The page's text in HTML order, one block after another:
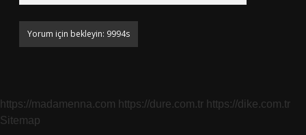
https://madamenna.com https://dure.com.tr https://dike.com.tr
Sitemap